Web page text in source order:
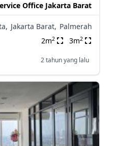
Office Jakarta Barat
Jakarta Barat, Palmerah
2m2 3m2
2 tahun yang lalu